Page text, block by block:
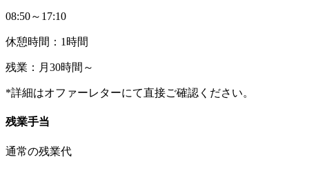
08:50～17:10
休憩時間：1時間
残業：月30時間～
*詳細はオファーレターにて直接ご確認ください。
残業手当
通常の残業代